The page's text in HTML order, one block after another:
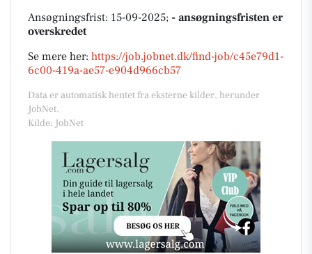
Ansøgningsfrist: 15-09-2025; - ansøgningsfristen er
overskredet
Se mere her: https://job.jobnet.dk/find-job/c45e79d1-
6c00-419a-ae57-e904d966cb57
Data er automatisk hentet fra eksterne kilder, herunder
JobNet.
Kilde: JobNet